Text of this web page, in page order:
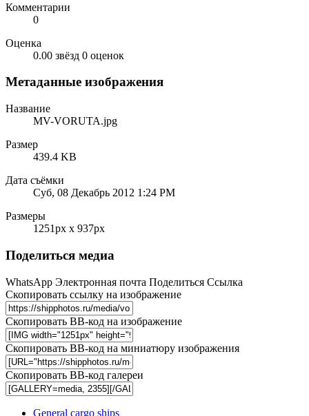
Комментарии
0
Оценка
0.00 звёзд 0 оценок
Метаданные изображения
Название
MV-VORUTA.jpg
Размер
439.4 KB
Дата съёмки
Суб, 08 Декабрь 2012 1:24 PM
Размеры
1251px x 937px
Поделиться медиа
WhatsApp Электронная почта Поделиться Ссылка
Скопировать ссылку на изображение
Скопировать BB-код на изображение
Скопировать BB-код на миниатюру изображения
Скопировать BB-код галереи
General cargo ships